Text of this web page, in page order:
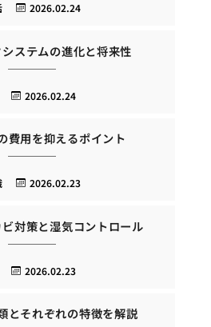
2026.02.24
ステムの進化と将来性
2026.02.24
費用を抑えるポイント
2026.02.23
対策と湿気コントロール
2026.02.23
とそれぞれの特徴を解説